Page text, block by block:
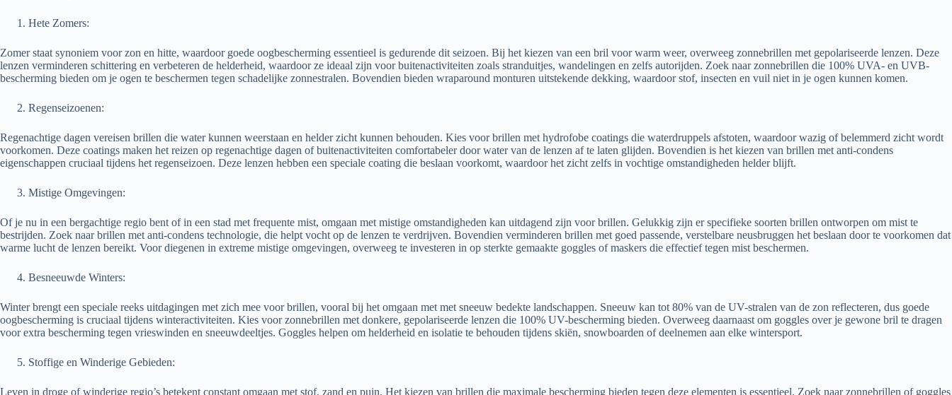
Hete Zomers:
Zomer staat synoniem voor zon en hitte, waardoor goede oogbescherming essentieel is gedurende dit seizoen. Bij het kiezen van een bril voor warm weer, overweeg zonnebrillen met gepolariseerde lenzen. Deze
lenzen verminderen schittering en verbeteren de helderheid, waardoor ze ideaal zijn voor buitenactiviteiten zoals stranduitjes, wandelingen en zelfs autorijden. Zoek naar zonnebrillen die 100% UVA- en UVB-
bescherming bieden om je ogen te beschermen tegen schadelijke zonnestralen. Bovendien bieden wraparound monturen uitstekende dekking, waardoor stof, insecten en vuil niet in je ogen kunnen komen.
Regenseizoenen:
Regenachtige dagen vereisen brillen die water kunnen weerstaan en helder zicht kunnen behouden. Kies voor brillen met hydrofobe coatings die waterdruppels afstoten, waardoor wazig of belemmerd zicht wordt
voorkomen. Deze coatings maken het reizen op regenachtige dagen of buitenactiviteiten comfortabeler door water van de lenzen af te laten glijden. Bovendien is het kiezen van brillen met anti-condens
eigenschappen cruciaal tijdens het regenseizoen. Deze lenzen hebben een speciale coating die beslaan voorkomt, waardoor het zicht zelfs in vochtige omstandigheden helder blijft.
Mistige Omgevingen:
Of je nu in een bergachtige regio bent of in een stad met frequente mist, omgaan met mistige omstandigheden kan uitdagend zijn voor brillen. Gelukkig zijn er specifieke soorten brillen ontworpen om mist te
bestrijden. Zoek naar brillen met anti-condens technologie, die helpt vocht op de lenzen te verdrijven. Bovendien verminderen brillen met goed passende, verstelbare neusbruggen het beslaan door te voorkomen dat
warme lucht de lenzen bereikt. Voor diegenen in extreme mistige omgevingen, overweeg te investeren in op sterkte gemaakte goggles of maskers die effectief tegen mist beschermen.
Besneeuwde Winters:
Winter brengt een speciale reeks uitdagingen met zich mee voor brillen, vooral bij het omgaan met met sneeuw bedekte landschappen. Sneeuw kan tot 80% van de UV-stralen van de zon reflecteren, dus goede
oogbescherming is cruciaal tijdens winteractiviteiten. Kies voor zonnebrillen met donkere, gepolariseerde lenzen die 100% UV-bescherming bieden. Overweeg daarnaast om goggles over je gewone bril te dragen
voor extra bescherming tegen vrieswinden en sneeuwdeeltjes. Goggles helpen om helderheid en isolatie te behouden tijdens skiën, snowboarden of deelnemen aan elke wintersport.
Stoffige en Winderige Gebieden:
Leven in droge of winderige regio’s betekent constant omgaan met stof, zand en puin. Het kiezen van brillen die maximale bescherming bieden tegen deze elementen is essentieel. Zoek naar zonnebrillen of goggles